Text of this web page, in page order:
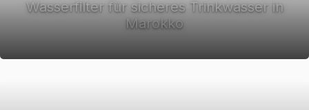
Wasserfilter für sicheres Trinkwasser in
Marokko